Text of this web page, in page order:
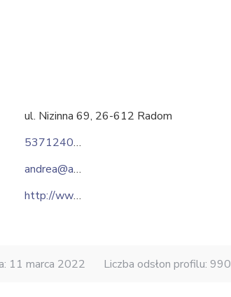
ul. Nizinna 69, 26-612 Radom
537124069
andrea@andrea.com.pl
http://www.andrea.com.pl
11 marca 2022 Liczba odsłon profilu: 990